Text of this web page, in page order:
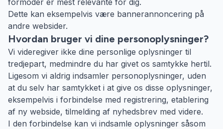
formoder er mest relevante for dig.
Dette kan eksempelvis være bannerannoncering på
andre websider.
Hvordan bruger vi dine personoplysninger?
Vi videregiver ikke dine personlige oplysninger til
tredjepart, medmindre du har givet os samtykke hertil.
Ligesom vi aldrig indsamler personoplysninger, uden
at du selv har samtykket i at give os disse oplysninger,
eksempelvis i forbindelse med registrering, etablering
af ny webside, tilmelding af nyhedsbrev med videre.
I den forbindelse kan vi indsamle oplysninger såsom